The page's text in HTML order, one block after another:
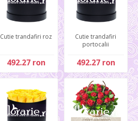
Cutie trandafiri roz
492.27 ron
Cutie trandafiri
portocalii
492.27 ron